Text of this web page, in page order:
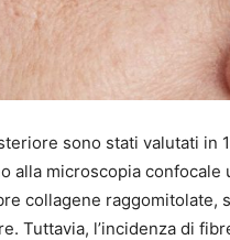
sono stati valutati in
alla microscopia confocale
collagene raggomitolate,
Tuttavia, l’incidenza di